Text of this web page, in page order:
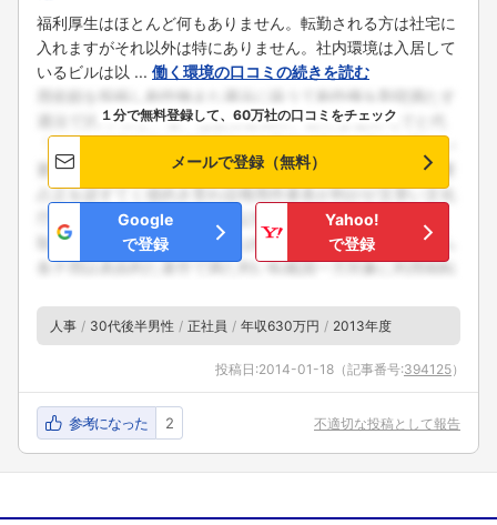
福利厚生はほとんど何もありません。転勤される方は社宅に
入れますがそれ以外は特にありません。社内環境は入居して
いるビルは以 ... 働く環境の口コミの続きを読む
１分で無料登録して、60万社の口コミをチェック
メールで登録（無料）
Google
で登録
Yahoo!
で登録
人事 30代後半男性 正社員 年収630万円 2013年度
投稿日:2014-01-18 （記事番号:394125）
参考になった 2 不適切な投稿として報告